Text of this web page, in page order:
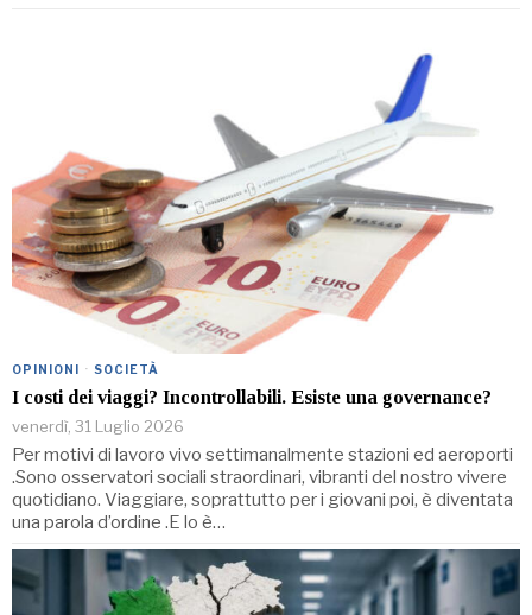
OPINIONI · SOCIETÀ
I costi dei viaggi? Incontrollabili. Esiste una governance?
venerdì, 31 Luglio 2026
Per motivi di lavoro vivo settimanalmente stazioni ed aeroporti
.Sono osservatori sociali straordinari, vibranti del nostro vivere
quotidiano. Viaggiare, soprattutto per i giovani poi, è diventata
una parola d’ordine .E lo è…